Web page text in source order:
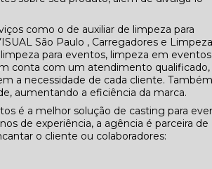
como o de auxiliar de limpeza para
São Paulo , Carregadores e Limpeza
para eventos, limpeza em
conta com um atendimento qualificado,
a necessidade de cada cliente. Também
aumentando a eficiência da marca.
é a melhor solução de casting para
de experiência, a agência é parceira de
o cliente ou colaboradores: